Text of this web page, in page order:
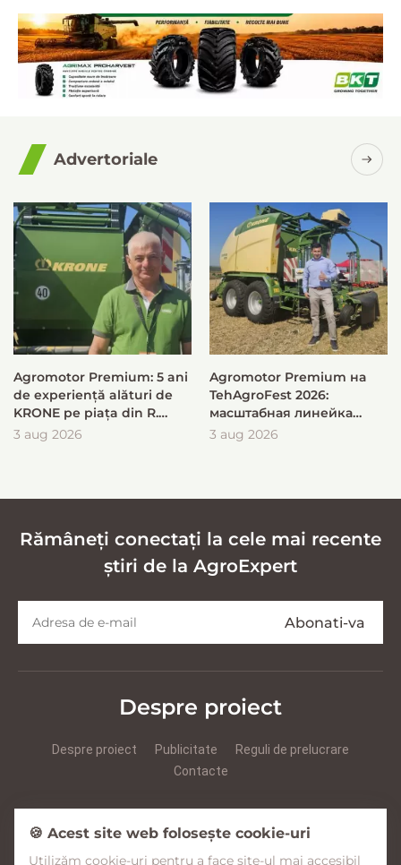
Advertoriale
Agromotor Premium: 5 ani
de experiență alături de
KRONE pe piața din R.
Moldova
3 aug 2026
Agromotor Premium на
TehAgroFest 2026:
масштабная линейка
KRONE для быстрой и
3 aug 2026
Rămâneți conectați la cele mai recente
știri de la AgroExpert
Despre proiect
Despre proiect Publicitate
Reguli de prelucrare
Contacte
🍪 Acest site web folosește cookie-uri
Utilizăm cookie-uri pentru a face site-ul mai accesibil